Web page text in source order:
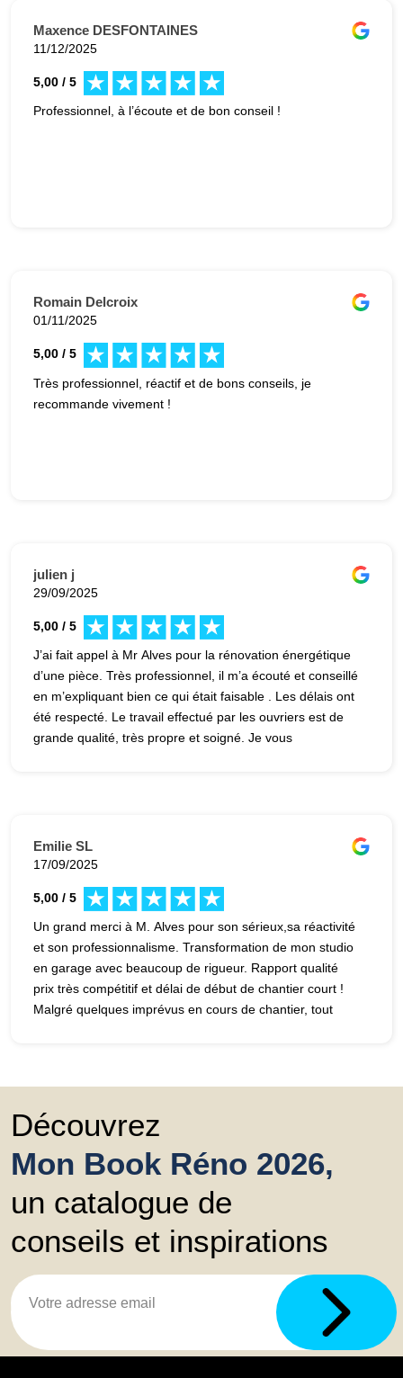
espérances. Tony est très sympa et arrangeant, il a su
rebondir pour que tout se passe au mieux !
Maxence DESFONTAINES
11/12/2025
5,00 / 5
Professionnel, à l’écoute et de bon conseil !
Romain Delcroix
01/11/2025
5,00 / 5
Très professionnel, réactif et de bons conseils, je
recommande vivement !
julien j
29/09/2025
5,00 / 5
J’ai fait appel à Mr Alves pour la rénovation énergétique
d’une pièce. Très professionnel, il m’a écouté et conseillé
en m’expliquant bien ce qui était faisable . Les délais ont
été respecté. Le travail effectué par les ouvriers est de
grande qualité, très propre et soigné. Je vous
Emilie SL
17/09/2025
5,00 / 5
Un grand merci à M. Alves pour son sérieux,sa réactivité
et son professionnalisme. Transformation de mon studio
en garage avec beaucoup de rigueur. Rapport qualité
prix très compétitif et délai de début de chantier court !
Malgré quelques imprévus en cours de chantier, tout
Découvrez
Mon Book Réno 2026,
un catalogue de
conseils et inspirations